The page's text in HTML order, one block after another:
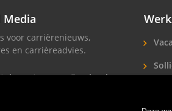
Media
voor carrièrenieuws,
en carrièreadvies.
vacatures op Facebook